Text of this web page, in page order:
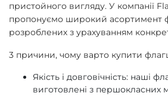
пристойного вигляду. У компанії
пропонуємо широкий асортимент
розроблених з урахуванням
3 причини, чому варто купити
Якість і довговічність: наші
виготовлені з першокласних